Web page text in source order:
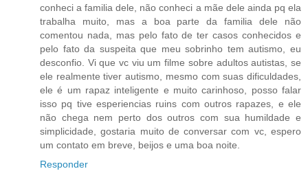
conheci a familia dele, não conheci a mãe dele ainda pq ela
trabalha muito, mas a boa parte da familia dele não
comentou nada, mas pelo fato de ter casos conhecidos e
pelo fato da suspeita que meu sobrinho tem autismo, eu
desconfio. Vi que vc viu um filme sobre adultos autistas, se
ele realmente tiver autismo, mesmo com suas dificuldades,
ele é um rapaz inteligente e muito carinhoso, posso falar
isso pq tive esperiencias ruins com outros rapazes, e ele
não chega nem perto dos outros com sua humildade e
simplicidade, gostaria muito de conversar com vc, espero
um contato em breve, beijos e uma boa noite.
Responder